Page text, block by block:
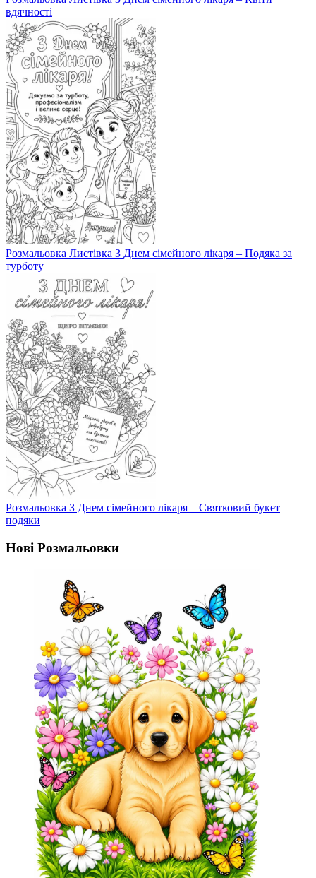
вдячності
Розмальовка Листівка З Днем сімейного лікаря – Подяка за
турботу
Розмальовка З Днем сімейного лікаря – Святковий букет
подяки
Нові Розмальовки